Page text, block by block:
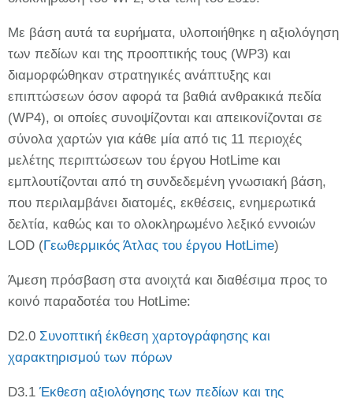
Με βάση αυτά τα ευρήματα, υλοποιήθηκε η αξιολόγηση
των πεδίων και της προοπτικής τους (WP3) και
διαμορφώθηκαν στρατηγικές ανάπτυξης και
επιπτώσεων όσον αφορά τα βαθιά ανθρακικά πεδία
(WP4), οι οποίες συνοψίζονται και απεικονίζονται σε
σύνολα χαρτών για κάθε μία από τις 11 περιοχές
μελέτης περιπτώσεων του έργου HotLime και
εμπλουτίζονται από τη συνδεδεμένη γνωσιακή βάση,
που περιλαμβάνει διατομές, εκθέσεις, ενημερωτικά
δελτία, καθώς και το ολοκληρωμένο λεξικό εννοιών
LOD (Γεωθερμικός Άτλας του έργου HotLime)
Άμεση πρόσβαση στα ανοιχτά και διαθέσιμα προς το
κοινό παραδοτέα του HotLime:
D2.0 Συνοπτική έκθεση χαρτογράφησης και
χαρακτηρισμού των πόρων
D3.1 Έκθεση αξιολόγησης των πεδίων και της